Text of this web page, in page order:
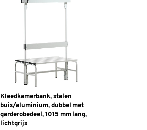
Kleedkamerbank, stalen
buis/aluminium, dubbel met
garderobedeel, 1015 mm lang,
lichtgrijs